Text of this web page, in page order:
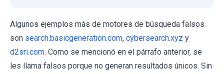
Algunos ejemplos más de motores de búsqueda falsos
son search.basicgeneration.com, cybersearch.xyz y
d2sri.com. Como se mencionó en el párrafo anterior, se
les llama falsos porque no generan resultados únicos. Sin